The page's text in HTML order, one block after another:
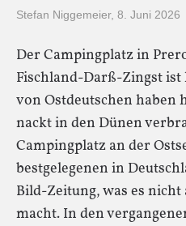
Stefan Niggemeier, 8. Juni 2026
Der Campingplatz in
Fischland-Darß-Zingst ist
von Ostdeutschen
nackt in den Dünen
Campingplatz an der
bestgelegenen in
Bild-Zeitung, was es
macht. In den